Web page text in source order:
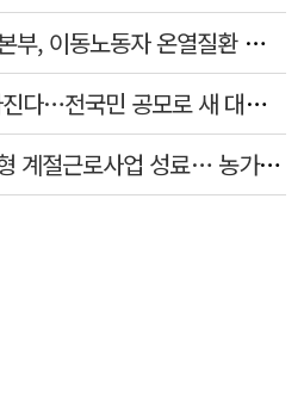
안전보건공단 경북지역본부, 이동노동자 온열질환 예방 캠페인
상주 세계모자축제 사라진다…전국민 공모로 새 대표축제 발굴 나서
고아농협, 2026년 공공형 계절근로사업 성료… 농가 일손 부족 해소 '효자'